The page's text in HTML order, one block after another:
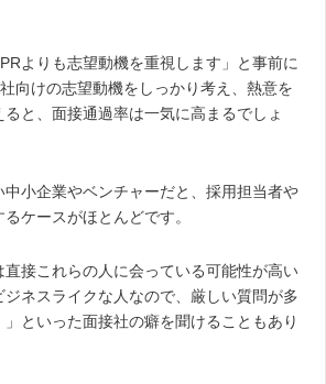
よりも志望動機を重視します」と事前に
向けの志望動機をしっかり考え、熱意を
と、面接通過率は一気に高まるでしょ
中小企業やベンチャーだと、採用担当者や
ケースがほとんどです。
接これらの人に会っている可能性が高い
ネスライクな人なので、厳しい質問が多
といった面接社の癖を聞けることもあり